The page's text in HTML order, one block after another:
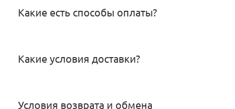
Какие есть способы оплаты?
Какие условия доставки?
Условия возврата и обмена